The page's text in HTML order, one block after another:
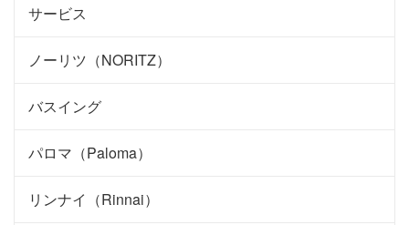
サービス
ノーリツ（NORITZ）
バスイング
パロマ（Paloma）
リンナイ（Rinnai）